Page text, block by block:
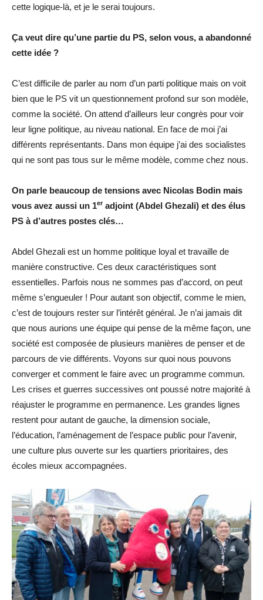
cette logique-là, et je le serai toujours.
Ça veut dire qu’une partie du PS, selon vous, a abandonné
cette idée ?
C’est difficile de parler au nom d’un parti politique mais on voit
bien que le PS vit un questionnement profond sur son modèle,
comme la société. On attend d’ailleurs leur congrès pour voir
leur ligne politique, au niveau national. En face de moi j’ai
différents représentants. Dans mon équipe j’ai des socialistes
qui ne sont pas tous sur le même modèle, comme chez nous.
On parle beaucoup de tensions avec Nicolas Bodin mais
vous avez aussi un 1er adjoint (Abdel Ghezali) et des élus
PS à d’autres postes clés…
Abdel Ghezali est un homme politique loyal et travaille de
manière constructive. Ces deux caractéristiques sont
essentielles. Parfois nous ne sommes pas d’accord, on peut
même s’engueuler ! Pour autant son objectif, comme le mien,
c’est de toujours rester sur l’intérêt général. Je n’ai jamais dit
que nous aurions une équipe qui pense de la même façon, une
société est composée de plusieurs manières de penser et de
parcours de vie différents. Voyons sur quoi nous pouvons
converger et comment le faire avec un programme commun.
Les crises et guerres successives ont poussé notre majorité à
réajuster le programme en permanence. Les grandes lignes
restent pour autant de gauche, la dimension sociale,
l’éducation, l’aménagement de l’espace public pour l’avenir,
une culture plus ouverte sur les quartiers prioritaires, des
écoles mieux accompagnées.